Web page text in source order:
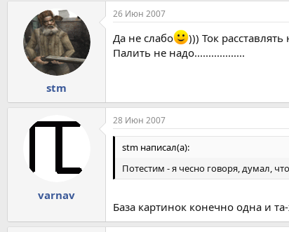
stm
26 Июн 2007
Да не слабо ))) Ток
Палить не надо..................
varnav
28 Июн 2007
stm написал(а):
Потестим - я чесно говоря, думал,
База картинок конечно одна и